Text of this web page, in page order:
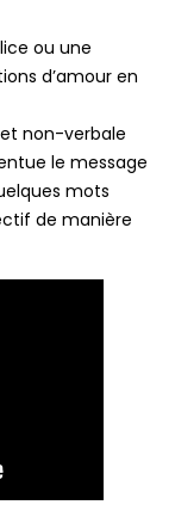
ou une
d’amour en
non-verbale
le message
mots
de manière